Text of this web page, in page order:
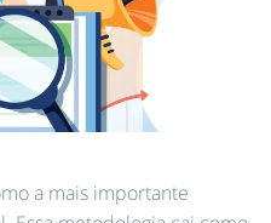
a mais importante